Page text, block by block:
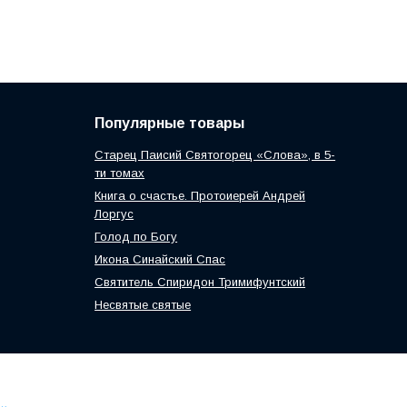
Популярные товары
Старец Паисий Святогорец «Слова», в 5-
ти томах
Книга о счастье. Протоиерей Андрей
Лоргус
Голод по Богу
Икона Синайский Спас
Святитель Спиридон Тримифунтский
Несвятые святые